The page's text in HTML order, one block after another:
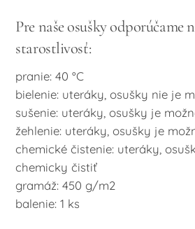
Pre naše osušky odporúčame
starostlivosť:
pranie: 40 °C
bielenie: uteráky, osušky nie je
sušenie: uteráky, osušky je
žehlenie: uteráky, osušky je
chemické čistenie: uteráky,
chemicky čistiť
gramáž: 450 g/m2
balenie: 1 ks